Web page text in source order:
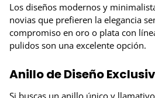
Los diseños modernos y
novias que prefieren la elegancia
compromiso en oro o plata con
pulidos son una excelente opción.
Anillo de Diseño